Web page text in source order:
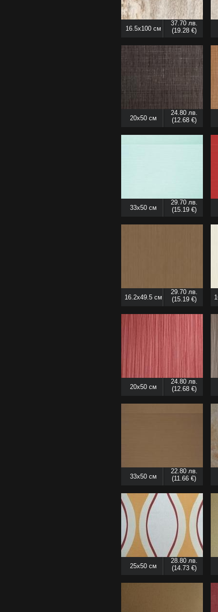
16.5x100 см
37.70 лв.
(19.28 €)
20x50 см
24.80 лв.
(12.68 €)
33x50 см
29.70 лв.
(15.19 €)
16.2x49.5 см
29.70 лв.
(15.19 €)
20x50 см
24.80 лв.
(12.68 €)
33x50 см
22.80 лв.
(11.66 €)
25x50 см
28.80 лв.
(14.73 €)